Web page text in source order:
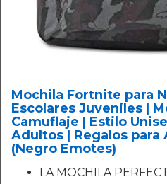
Mochila Fortnite para
Escolares Juveniles |
Camuflaje | Estilo
Adultos | Regalos para
(Negro Emotes)
LA MOCHILA